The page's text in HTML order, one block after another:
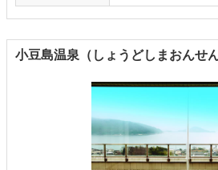
小豆島温泉（しょうどしまおんせん